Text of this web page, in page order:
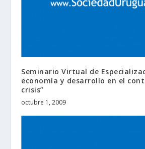
Seminario Virtual de
economía y desarrollo en el
crisis”
octubre 1, 2009